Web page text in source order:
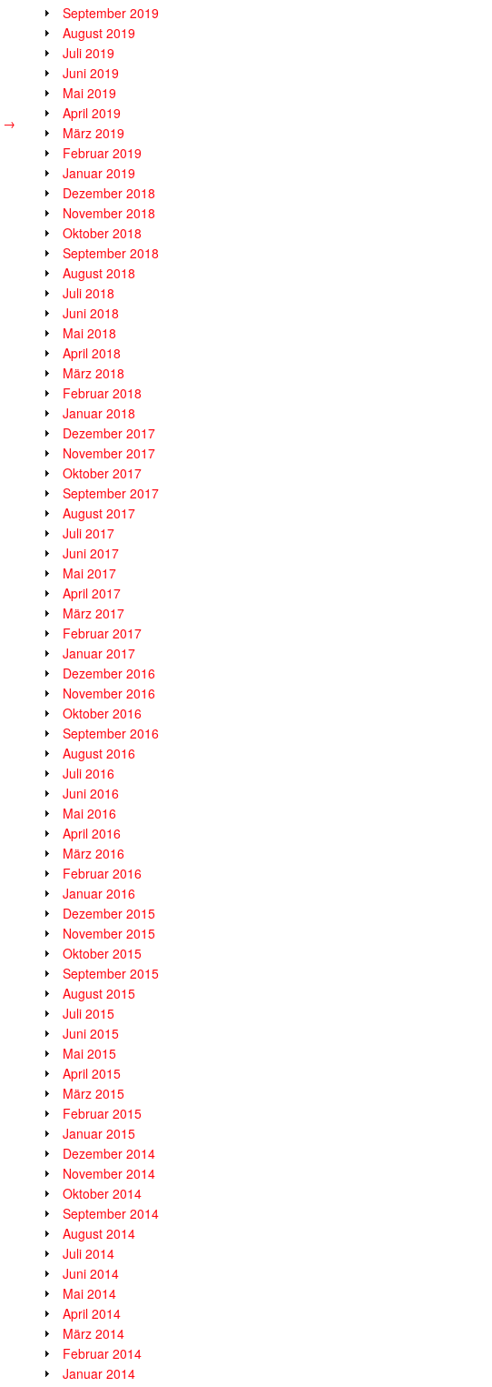
→
September 2019
August 2019
Juli 2019
Juni 2019
Mai 2019
April 2019
März 2019
Februar 2019
Januar 2019
Dezember 2018
November 2018
Oktober 2018
September 2018
August 2018
Juli 2018
Juni 2018
Mai 2018
April 2018
März 2018
Februar 2018
Januar 2018
Dezember 2017
November 2017
Oktober 2017
September 2017
August 2017
Juli 2017
Juni 2017
Mai 2017
April 2017
März 2017
Februar 2017
Januar 2017
Dezember 2016
November 2016
Oktober 2016
September 2016
August 2016
Juli 2016
Juni 2016
Mai 2016
April 2016
März 2016
Februar 2016
Januar 2016
Dezember 2015
November 2015
Oktober 2015
September 2015
August 2015
Juli 2015
Juni 2015
Mai 2015
April 2015
März 2015
Februar 2015
Januar 2015
Dezember 2014
November 2014
Oktober 2014
September 2014
August 2014
Juli 2014
Juni 2014
Mai 2014
April 2014
März 2014
Februar 2014
Januar 2014